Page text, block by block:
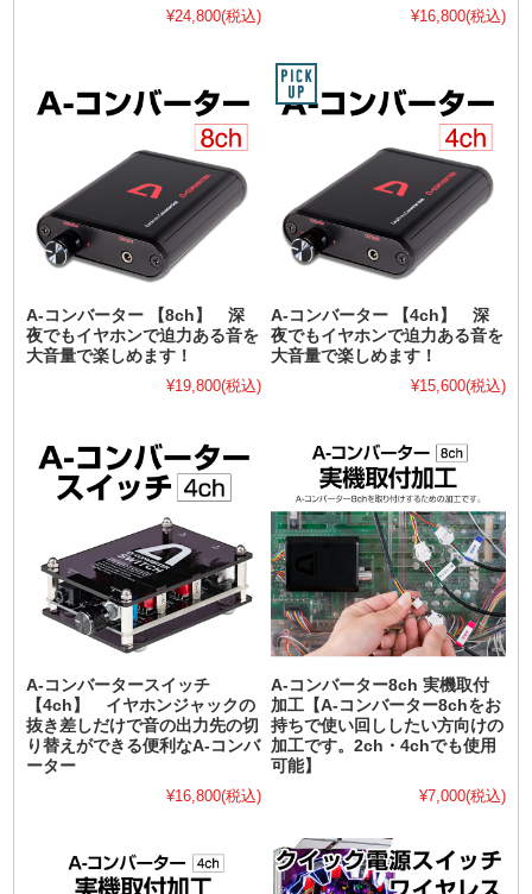
¥24,800(税込)
¥16,800(税込)
A-コンバーター 【8ch】 深
夜でもイヤホンで迫力ある音を
大音量で楽しめます！
¥19,800(税込)
A-コンバーター 【4ch】 深
夜でもイヤホンで迫力ある音を
大音量で楽しめます！
¥15,600(税込)
A-コンバータースイッチ
【4ch】 イヤホンジャックの
抜き差しだけで音の出力先の切
り替えができる便利なA-コンバ
ーター
¥16,800(税込)
A-コンバーター8ch 実機取付
加工【A-コンバーター8chをお
持ちで使い回ししたい方向けの
加工です。2ch・4chでも使用
可能】
¥7,000(税込)